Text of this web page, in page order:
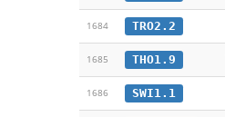
1684 TRO2.2
1685 THO1.9
1686 SWI1.1